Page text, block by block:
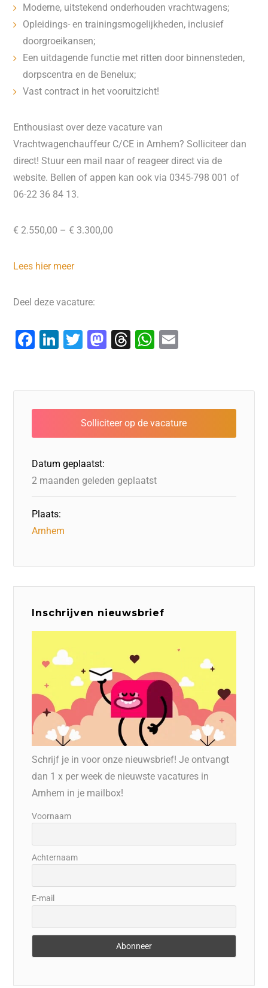
Moderne, uitstekend onderhouden vrachtwagens;
Opleidings- en trainingsmogelijkheden, inclusief
doorgroeikansen;
Een uitdagende functie met ritten door binnensteden,
dorpscentra en de Benelux;
Vast contract in het vooruitzicht!
Enthousiast over deze vacature van
Vrachtwagenchauffeur C/CE in Arnhem? Solliciteer dan
direct! Stuur een mail naar of reageer direct via de
website. Bellen of appen kan ook via 0345-798 001 of
06-22 36 84 13.
€ 2.550,00 – € 3.300,00
Lees hier meer
Deel deze vacature:
F
e
b
o
o
k
Li
e
dI
n
T
er
M
o
d
o
T
a
d
s
W
s
A
p
l
Datum geplaatst:
2 maanden geleden geplaatst
Plaats:
Arnhem
Inschrijven nieuwsbrief
Schrijf je in voor onze nieuwsbrief! Je ontvangt
dan 1 x per week de nieuwste vacatures in
Arnhem in je mailbox!
Voornaam
Achternaam
E-mail